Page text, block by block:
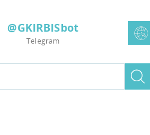
@GKIRBISbot
Telegram